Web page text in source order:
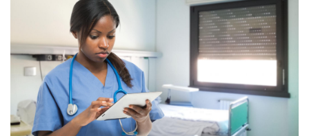
Especialização
Educação a Distância
Todos os cursos